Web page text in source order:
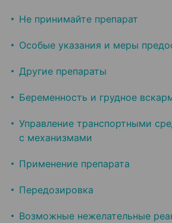
Не принимайте препарат
Особые указания и меры
Другие препараты
Беременность и грудное
Управление транспортными
с механизмами
Применение препарата
Передозировка
Возможные нежелательные